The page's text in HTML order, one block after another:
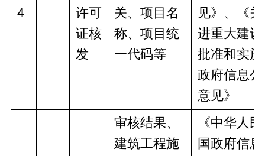
4
许可
证核
发
关、项目名
称、项目统
一代码等
见》、《
进重大建
批准和实
政府信息
意见》
审核结果、
建筑工程施
《中华人
国政府信